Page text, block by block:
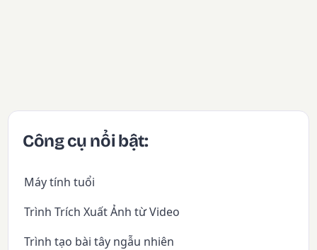
Công cụ nổi bật:
Máy tính tuổi
Trình Trích Xuất Ảnh từ Video
Trình tạo bài tây ngẫu nhiên